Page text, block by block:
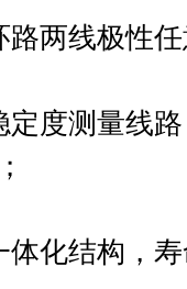
两线极性任
度测量线路
化结构，寿